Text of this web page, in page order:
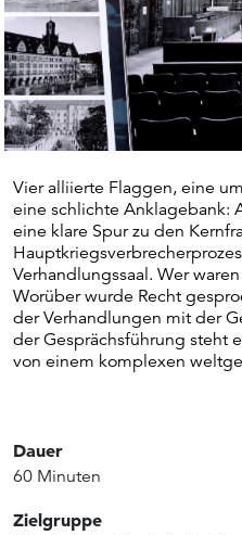
Vier alliierte Flaggen, eine
eine schlichte Anklagebank:
eine klare Spur zu den
Verhandlungssaal. Wer
Worüber wurde Recht
der Verhandlungen mit der
der Gesprächsführung steht
von einem komplexen
Dauer
60 Minuten
Zielgruppe